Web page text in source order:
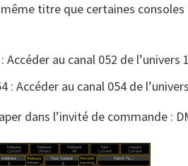
titre que certaines
Accéder au canal 052 de l’univers 1
: Accéder au canal 054 de
dans l’invité de commande :